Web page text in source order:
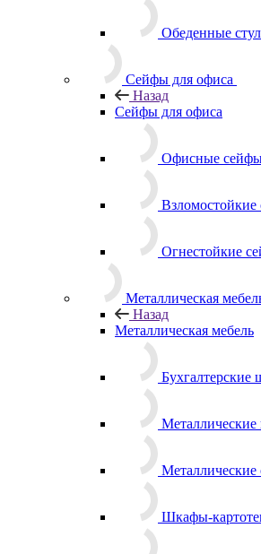
Обеденные
Сейфы для офиса
Назад
Сейфы для офиса
Офисные
Огнестойкие
Металлическая
Назад
Металлическая мебель
Бухгалтерские
Металлические
Шкафы-